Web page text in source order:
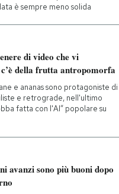
è sempre meno solida
di video che vi
della frutta antropomorfa
e ananas sono protagoniste di
e retrograde, nell'ultimo
fatta con l'AI” popolare su
avanzi sono più buoni dopo